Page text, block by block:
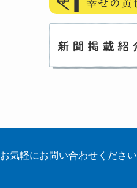
お気軽にお問い合わせください